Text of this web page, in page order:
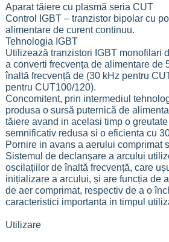
Aparat tăiere cu plasmă seria CUT
Control IGBT – tranzistor bipolar cu
alimentare de curent continuu.
Tehnologia IGBT
Utilizează tranzistori IGBT monofilari
a converti frecvența de alimentare de
înaltă frecvență de (30 kHz pentru
pentru CUT100/120).
Concomitent, prin intermediul
produsa o sursă puternică de
tăiere avand in acelasi timp o
semnificativ redusa si o eficienta cu
Pornire in avans a aerului comprimat
Sistemul de declanșare a arcului
oscilațiilor de înaltă frecvență, care
inițializare a arcului, și are funcția de
de aer comprimat, respectiv de a o
caracteristici importanta in timpul
Utilizare